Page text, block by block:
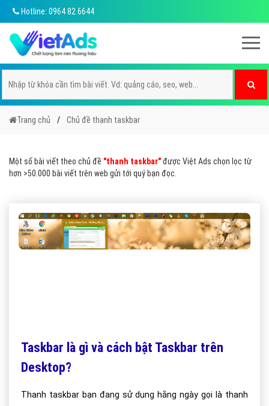
Hotline: 0964 82 6644
Trang chủ Chủ đề thanh taskbar
Một số bài viết theo chủ đề "thanh taskbar"được Việt Ads chọn lọc từ
hơn >50.000 bài viết trên web gửi tới quý bạn đọc.
Taskbar là gì và cách bật Taskbar trên
Desktop?
Thanh taskbar bạn đang sử dụng hằng ngày gọi là thanh